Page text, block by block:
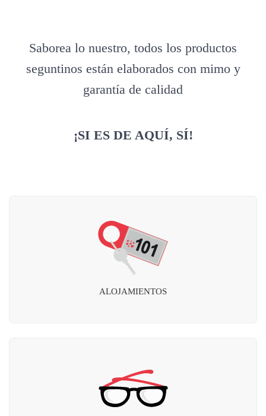
Saborea lo nuestro, todos los productos
seguntinos están elaborados con mimo y
garantía de calidad
¡SI ES DE AQUÍ, SÍ!
ALOJAMIENTOS